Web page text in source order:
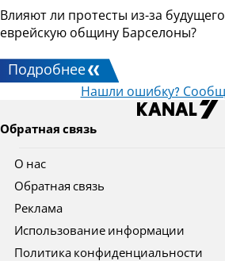
Влияют ли протесты из-за
еврейскую общину Барселоны?
Подробнее
Нашли ошибку?
Обратная связь
О нас
Обратная связь
Реклама
Использование информации
Политика конфиденциальности